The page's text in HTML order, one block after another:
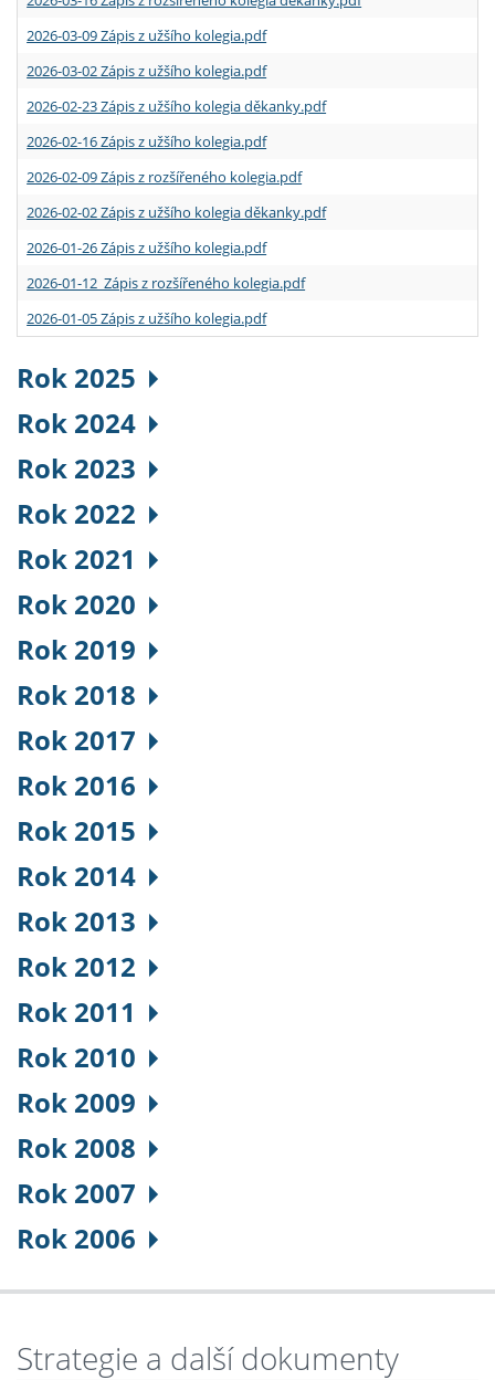
2026-03-09 Zápis z užšího kolegia.pdf
2026-03-02 Zápis z užšího kolegia.pdf
2026-02-23 Zápis z užšího kolegia děkanky.pdf
2026-02-16 Zápis z užšího kolegia.pdf
2026-02-09 Zápis z rozšířeného kolegia.pdf
2026-02-02 Zápis z užšího kolegia děkanky.pdf
2026-01-26 Zápis z užšího kolegia.pdf
2026-01-12 Zápis z rozšířeného kolegia.pdf
2026-01-05 Zápis z užšího kolegia.pdf
Rok 2025
Rok 2024
Rok 2023
Rok 2022
Rok 2021
Rok 2020
Rok 2019
Rok 2018
Rok 2017
Rok 2016
Rok 2015
Rok 2014
Rok 2013
Rok 2012
Rok 2011
Rok 2010
Rok 2009
Rok 2008
Rok 2007
Rok 2006
Strategie a další dokumenty